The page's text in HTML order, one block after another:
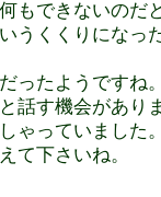
もできないのだ
うくくりになっ
ったようですね
話す機会があり
ゃっていました
て下さいね。